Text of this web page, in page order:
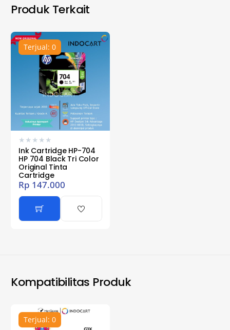
Produk Terkait
Terjual: 0
★ ★ ★ ★ ★
Ink Cartridge HP-704
HP 704 Black Tri Color
Original Tinta
Cartridge
Rp 147.000
Kompatibilitas Produk
Terjual: 0